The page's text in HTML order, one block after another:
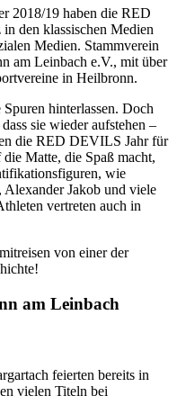
2018/19 haben die RED
den klassischen Medien
Medien. Stammverein
am Leinbach e.V., mit über
in Heilbronn.
hinterlassen. Doch
sie wieder aufstehen –
die RED DEVILS Jahr für
Matte, die Spaß macht,
wie
Jakob und viele
vertreten auch in
von einer der
am Leinbach
feierten bereits in
vielen Titeln bei